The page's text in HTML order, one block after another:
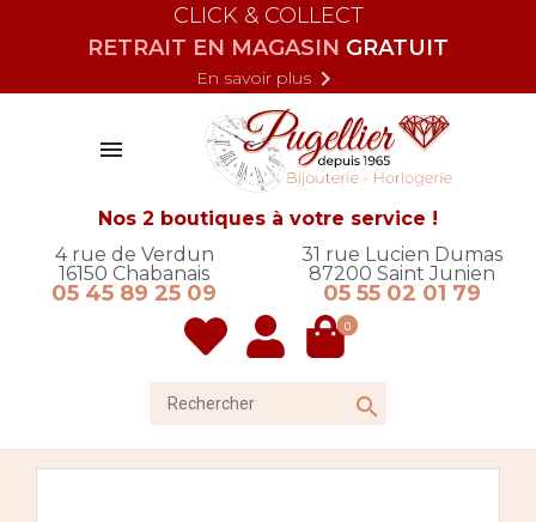
CLICK & COLLECT
RETRAIT EN MAGASIN GRATUIT
En savoir plus 

Nos 2 boutiques à votre service !
4 rue de Verdun
16150 Chabanais
05 45 89 25 09
31 rue Lucien Dumas
87200 Saint Junien
05 55 02 01 79
0

Rechercher